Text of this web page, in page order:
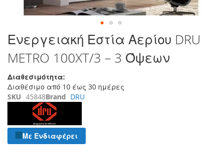
Μετάβαση
στην
αρχή
της
συλλογής
εικόνων
Ενεργειακή Εστία Αερίου DRU
METRO 100XT/3 – 3 Όψεων
Διαθεσιμότητα:
Διαθέσιμο από 10 έως 30 ημέρες
SKU 45848Brand DRU
Με Ενδιαφέρει